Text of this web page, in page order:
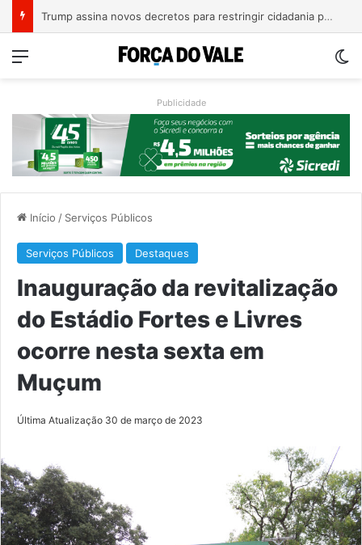
A Balsa Vicentina do Rio Guaporé
Menu
Publicidade
Início / Serviços Públicos
Serviços Públicos Destaques
Inauguração da revitalização
do Estádio Fortes e Livres
ocorre nesta sexta em
Muçum
Última Atualização 30 de março de 2023